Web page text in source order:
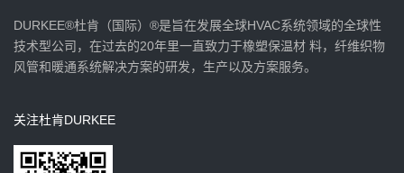
DURKEE®杜肯（国际）®是旨在发展全球HVAC系统领域的全球性
技术型公司，在过去的20年里一直致力于橡塑保温材 料，纤维织物
风管和暖通系统解决方案的研发，生产以及方案服务。
关注杜肯DURKEE